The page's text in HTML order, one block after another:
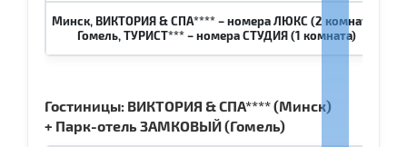
Минск, ВИКТОРИЯ & СПА**** – номера ЛЮКС (2 комнаты)
Гомель, ТУРИСТ*** – номера СТУДИЯ (1 комната)
Гостиницы: ВИКТОРИЯ & СПА**** (Минск)
+ Парк-отель ЗАМКОВЫЙ (Гомель)